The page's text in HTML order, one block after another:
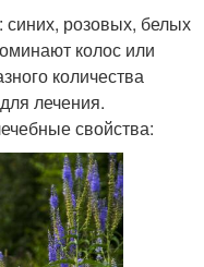
синих, розовых, белых
колос или
количества
лечения.
свойства: